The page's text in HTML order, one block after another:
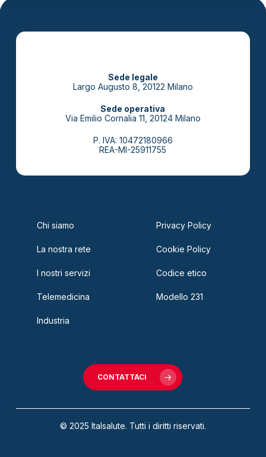
Sede legale
Largo Augusto 8, 20122 Milano
Sede operativa
Via Emilio Cornalia 11, 20124 Milano
P. IVA: 10472180966
REA-MI-25911755
Chi siamo
La nostra rete
I nostri servizi
Telemedicina
Industria
Privacy Policy
Cookie Policy
Codice etico
Modello 231
CONTATTACI
© 2025 Italsalute. Tutti i diritti riservati.